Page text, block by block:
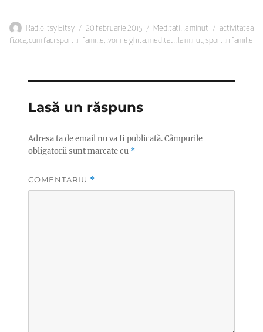
Autor
Radio Itsy Bitsy
Publicat
pe
20 februarie 2015 Categorii
Meditatii la minut Etichete
activitatea
fizica cum faci sport in familie ivonne ghita meditatii la minut sport in familie
Lasă un răspuns
Adresa ta de email nu va fi publicată.Câmpurile
obligatorii sunt marcate cu *
COMENTARIU *